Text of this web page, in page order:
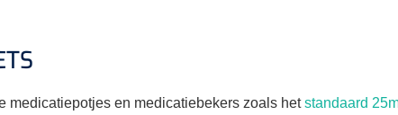
medicatiepotjes en medicatiebekers zoals hetstandaard